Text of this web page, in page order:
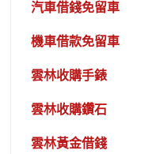
汽車借錢免留車
機車借款免留車
雲林收購手錶
雲林收購鑽石
雲林黃金借錢